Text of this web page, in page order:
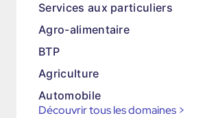
Services aux particuliers
Agro-alimentaire
BTP
Agriculture
Automobile
Découvrir tous les domaines >